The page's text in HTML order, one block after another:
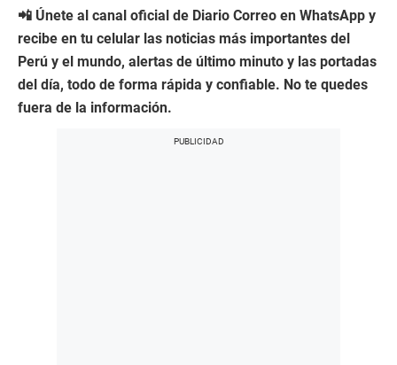
📲 Únete al canal oficial de Diario Correo en WhatsApp y
recibe en tu celular las noticias más importantes del
Perú y el mundo, alertas de último minuto y las portadas
del día, todo de forma rápida y confiable. No te quedes
fuera de la información.